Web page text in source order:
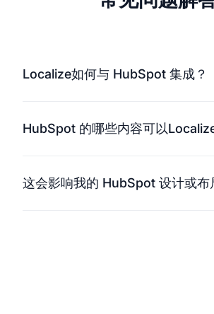
Localize如何与 HubSpot 集成？
您托管在 HubSpot 上的页面。它会自
HubSpot 的哪些内容可以
电子邮件模板的翻译，确保所有客户
这会影响我的 HubSpot 设计或布